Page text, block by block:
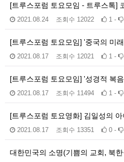
[트루스포럼 토요모임 - 트루스톡]
2021.08.24 조회수 12022 1 -
[트루스포럼 토요모임] '중국의 미
2021.08.17 조회수 12021 1 -
[트루스포럼 토요모임] '성경적 복
2021.08.17 조회수 11494 1 -
[트루스포럼 토요영화] 김일성의
2021.08.17 조회수 13351 0 -
대한민국의 소명(기쁨의 교회, 북